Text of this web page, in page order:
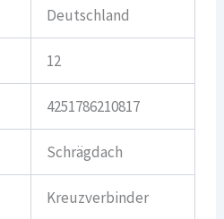
Deutschland
12
4251786210817
Schrägdach
Kreuzverbinder